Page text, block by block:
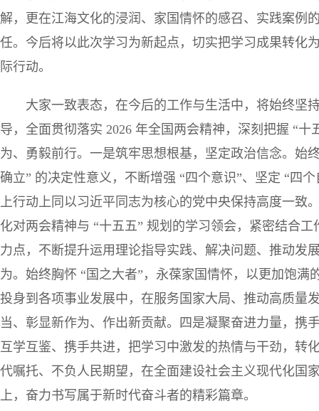
解，更在江海文化的浸润、家国情怀的感召、实践案例
任。今后将以此次学习为新起点，切实把学习成果转化
际行动。
大家一致表态，在今后的工作与生活中，将始终坚
导，全面贯彻落实 2026 年全国两会精神，深刻把握 “
为、勇毅前行。一是筑牢思想根基，坚定政治信念。始
确立” 的决定性意义，不断增强 “四个意识”、坚定 “四
上行动上同以习近平同志为核心的党中央保持高度一致
化对两会精神与 “十五五” 规划的学习领会，紧密结合
力点，不断提升运用理论指导实践、解决问题、推动发
为。始终胸怀 “国之大者”，永葆家国情怀，以更加饱
投身到各项事业发展中，在服务国家大局、推动高质量
当、彰显新作为、作出新贡献。四是凝聚奋进力量，携
互学互鉴、携手共进，把学习中激发的热情与干劲，转
代嘱托、不负人民期望，在全面建设社会主义现代化国
上，奋力书写属于新时代奋斗者的精彩篇章。